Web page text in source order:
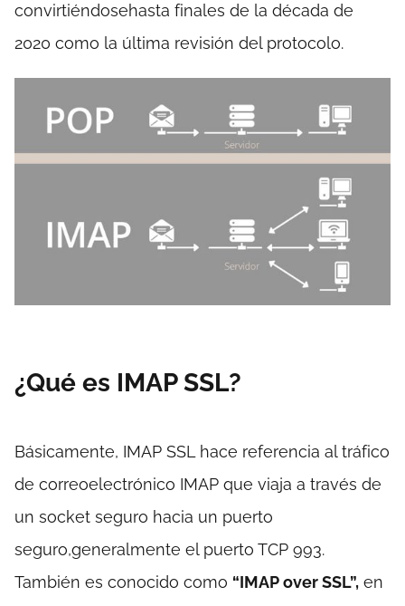
convirtiéndosehasta finales de la década de
2020 como la última revisión del protocolo.
¿Qué es IMAP SSL?
Básicamente, IMAP SSL hace referencia al tráfico
de correoelectrónico IMAP que viaja a través de
un socket seguro hacia un puerto
seguro,generalmente el puerto TCP 993.
También es conocido como “IMAP over SSL”, en